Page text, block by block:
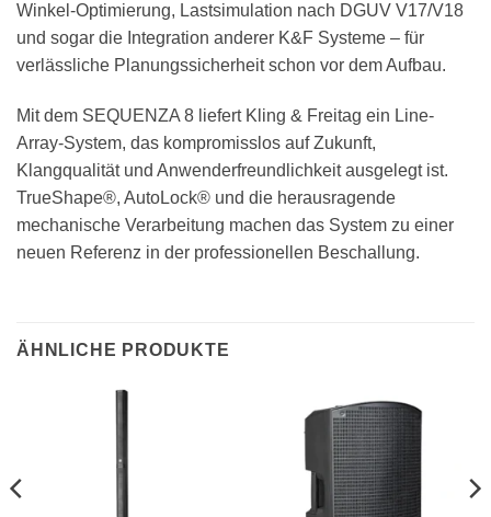
Winkel-Optimierung, Lastsimulation nach DGUV V17/V18
und sogar die Integration anderer K&F Systeme – für
verlässliche Planungssicherheit schon vor dem Aufbau.
Mit dem SEQUENZA 8 liefert Kling & Freitag ein Line-
Array-System, das kompromisslos auf Zukunft,
Klangqualität und Anwenderfreundlichkeit ausgelegt ist.
TrueShape®, AutoLock® und die herausragende
mechanische Verarbeitung machen das System zu einer
neuen Referenz in der professionellen Beschallung.
ÄHNLICHE PRODUKTE